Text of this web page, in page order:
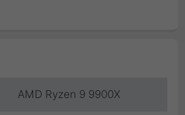
AMD Ryzen 9 9900X